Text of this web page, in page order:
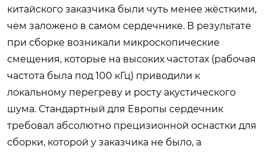
китайского заказчика были чуть менее жёсткими,
чем заложено в самом сердечнике. В результате
при сборке возникали микроскопические
смещения, которые на высоких частотах (рабочая
частота была под 100 кГц) приводили к
локальному перегреву и росту акустического
шума. Стандартный для Европы сердечник
требовал абсолютно прецизионной оснастки для
сборки, которой у заказчика не было, а